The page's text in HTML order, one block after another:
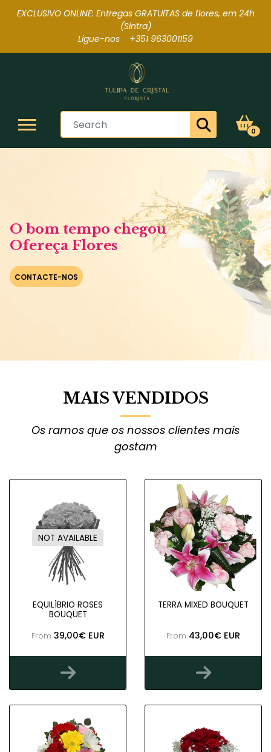
EXCLUSIVO ONLINE: Entregas GRATUITAS de flores, em 24h
(Sintra)
Ligue-nos +351 963001159
0
O bom tempo chegou
Ofereça Flores
CONTACTE-NOS
MAIS VENDIDOS
Os ramos que os nossos clientes mais
gostam
NOT AVAILABLE
EQUILÍBRIO ROSES
BOUQUET
From 39,00€ EUR
TERRA MIXED BOUQUET
From 43,00€ EUR